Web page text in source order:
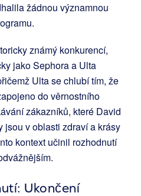
žádnou významnou
známý konkurencí,
jako Sephora a Ulta
Ulta se chlubí tím, že
do věrnostního
zákazníků, které David
jsou v oblasti zdraví a krásy
kontext učinil rozhodnutí
Ukončení